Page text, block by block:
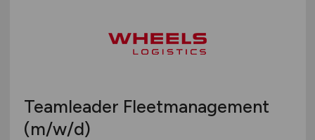
Teamleader Fleetmanagement
(m/w/d)